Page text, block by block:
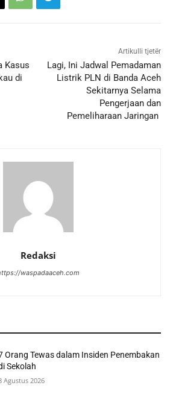
Kasus
di
Artikulli tjetër
Lagi, Ini Jadwal Pemadaman
Listrik PLN di Banda Aceh
Sekitarnya Selama
Pengerjaan dan
Pemeliharaan Jaringan
Redaksi
waspadaaceh.com
Orang Tewas dalam Insiden Penembakan
Sekolah
Agustus 2026